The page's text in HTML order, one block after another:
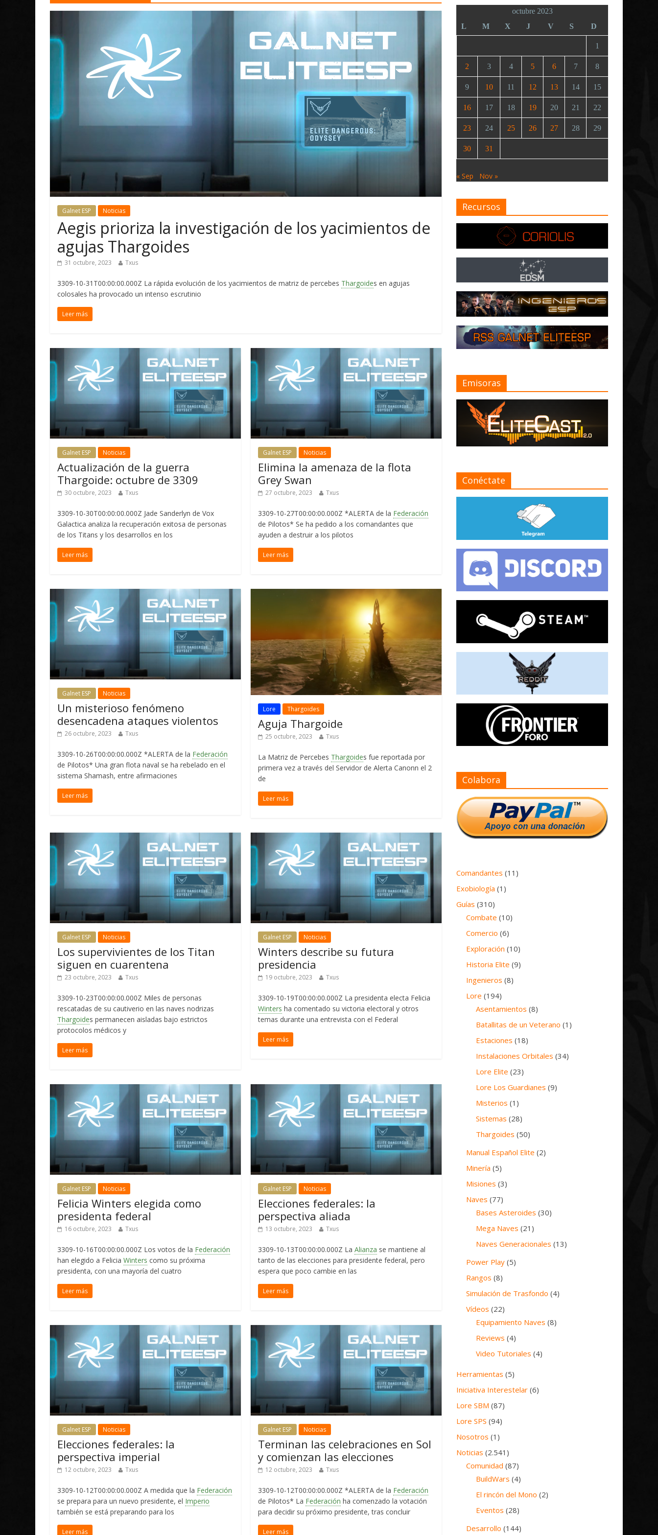
Galnet ESP Noticias
Aegis prioriza la investigación de los yacimientos de
agujas Thargoides
31 octubre, 2023 Txus
3309-10-31T00:00:00.000Z La rápida evolución de los yacimientos de matriz de percebes Thargoides en agujas
colosales ha provocado un intenso escrutinio
Leer más
Galnet ESP Noticias
Actualización de la guerra
Thargoide: octubre de 3309
30 octubre, 2023 Txus
3309-10-30T00:00:00.000Z Jade Sanderlyn de Vox
Galactica analiza la recuperación exitosa de personas
de los Titans y los desarrollos en los
Leer más
Galnet ESP Noticias
Elimina la amenaza de la flota
Grey Swan
27 octubre, 2023 Txus
3309-10-27T00:00:00.000Z *ALERTA de la Federación
de Pilotos* Se ha pedido a los comandantes que
ayuden a destruir a los pilotos
Leer más
Galnet ESP Noticias
Un misterioso fenómeno
desencadena ataques violentos
26 octubre, 2023 Txus
3309-10-26T00:00:00.000Z *ALERTA de la Federación
de Pilotos* Una gran flota naval se ha rebelado en el
sistema Shamash, entre afirmaciones
Leer más
Lore Thargoides
Aguja Thargoide
25 octubre, 2023 Txus
La Matriz de Percebes Thargoides fue reportada por
primera vez a través del Servidor de Alerta Canonn el 2
de
Leer más
Galnet ESP Noticias
Los supervivientes de los Titan
siguen en cuarentena
23 octubre, 2023 Txus
3309-10-23T00:00:00.000Z Miles de personas
rescatadas de su cautiverio en las naves nodrizas
Thargoides permanecen aisladas bajo estrictos
protocolos médicos y
Leer más
Galnet ESP Noticias
Winters describe su futura
presidencia
19 octubre, 2023 Txus
3309-10-19T00:00:00.000Z La presidenta electa Felicia
Winters ha comentado su victoria electoral y otros
temas durante una entrevista con el Federal
Leer más
Galnet ESP Noticias
Felicia Winters elegida como
presidenta federal
16 octubre, 2023 Txus
3309-10-16T00:00:00.000Z Los votos de la Federación
han elegido a Felicia Winters como su próxima
presidenta, con una mayoría del cuatro
Leer más
Galnet ESP Noticias
Elecciones federales: la
perspectiva aliada
13 octubre, 2023 Txus
3309-10-13T00:00:00.000Z LaAlianza se mantiene al
tanto de las elecciones para presidente federal, pero
espera que poco cambie en las
Leer más
Galnet ESP Noticias
Elecciones federales: la
perspectiva imperial
12 octubre, 2023 Txus
3309-10-12T00:00:00.000Z A medida que la Federación
se prepara para un nuevo presidente, el Imperio
también se está preparando para los
Leer más
Galnet ESP Noticias
Terminan las celebraciones en Sol
y comienzan las elecciones
12 octubre, 2023 Txus
3309-10-12T00:00:00.000Z *ALERTA de la Federación
de Pilotos* La Federación ha comenzado la votación
para decidir su próximo presidente, tras concluir
Leer más
octubre 2023
L
M X J V S D
1
2 3 4 5 6 7 8
9 10 11 12 13 14 15
16 17 18 19 20 21 22
23 24 25 26 27 28 29
30 31
« Sep Nov »
Recursos
Emisoras
Conéctate
Colabora
Comandantes (11)
Exobiología (1)
Guías (310)
Combate (10)
Comercio (6)
Exploración (10)
Historia Elite (9)
Ingenieros (8)
Lore (194)
Asentamientos (8)
Batallitas de un Veterano (1)
Estaciones (18)
Instalaciones Orbitales (34)
Lore Elite (23)
Lore Los Guardianes (9)
Misterios (1)
Sistemas (28)
Thargoides (50)
Manual Español Elite (2)
Minería (5)
Misiones (3)
Naves (77)
Bases Asteroides (30)
Mega Naves (21)
Naves Generacionales (13)
Power Play (5)
Rangos (8)
Simulación de Trasfondo (4)
Vídeos (22)
Equipamiento Naves (8)
Reviews (4)
Video Tutoriales (4)
Herramientas (5)
Iniciativa Interestelar (6)
Lore SBM (87)
Lore SPS (94)
Nosotros (1)
Noticias (2.541)
Comunidad (87)
BuildWars (4)
El rincón del Mono (2)
Eventos (28)
Desarrollo (144)